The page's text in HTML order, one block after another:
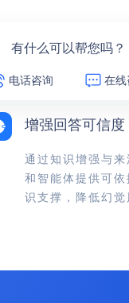
增强回答可信度
通过知识增强与
和智能体提供可
识支撑，降低幻觉
有什么可以帮您吗？
电话咨询 在线